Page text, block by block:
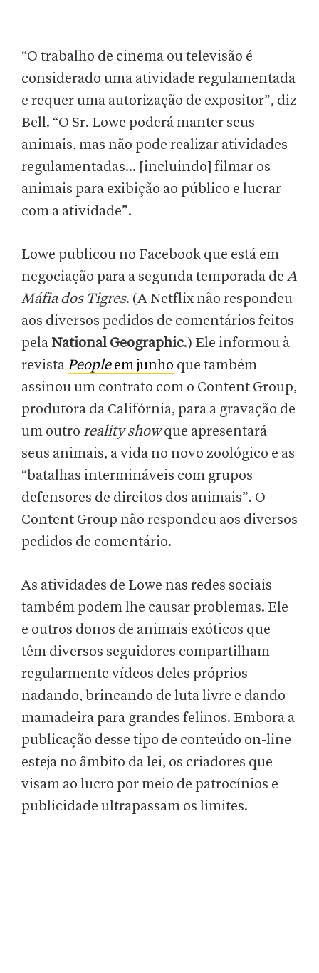
“O trabalho de cinema ou televisão é
considerado uma atividade regulamentada
e requer uma autorização de expositor”, diz
Bell. “O Sr. Lowe poderá manter seus
animais, mas não pode realizar atividades
regulamentadas... [incluindo] filmar os
animais para exibição ao público e lucrar
com a atividade”.
Lowe publicou no Facebook que está em
negociação para a segunda temporada de A
Máfia dos Tigres. (A Netflix não respondeu
aos diversos pedidos de comentários feitos
pela National Geographic.) Ele informou à
revistaPeopleem junho que também
assinou um contrato com o Content Group,
produtora da Califórnia, para a gravação de
um outro reality showque apresentará
seus animais, a vida no novo zoológico e as
“batalhas intermináveis com grupos
defensores de direitos dos animais”. O
Content Group não respondeu aos diversos
pedidos de comentário.
As atividades de Lowe nas redes sociais
também podem lhe causar problemas. Ele
e outros donos de animais exóticos que
têm diversos seguidores compartilham
regularmente vídeos deles próprios
nadando, brincando de luta livre e dando
mamadeira para grandes felinos. Embora a
publicação desse tipo de conteúdo on-line
esteja no âmbito da lei, os criadores que
visam ao lucro por meio de patrocínios e
publicidade ultrapassam os limites.